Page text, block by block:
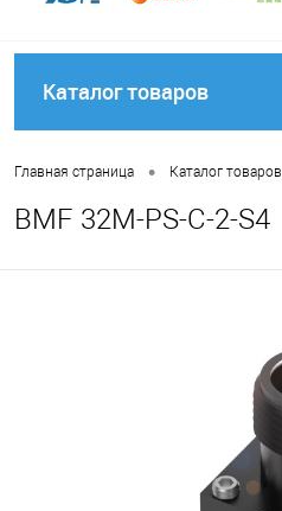
Каталог товаров
Главная страница • Каталог товаров
BMF 32M-PS-C-2-S4